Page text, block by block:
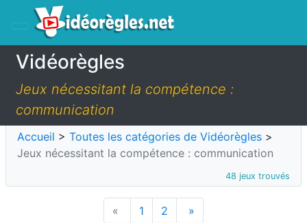
Vidéorègles
Jeux nécessitant la compétence :
communication
Accueil > Toutes les catégories de Vidéorègles >
Jeux nécessitant la compétence : communication
48 jeux trouvés
« 1 2 »